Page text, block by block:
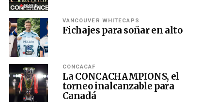
VANCOUVER WHITECAPS
Fichajes para soñar en alto
CONCACAF
La CONCACHAMPIONS, el
torneo inalcanzable para
Canadá